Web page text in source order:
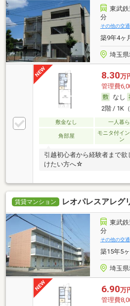
東武
分
その他の交通
築9年4ヶ
埼玉
8.30万
管理費
なし
2階 / 1K
敷金なし 一人暮
角部屋
モニタ付イ
ン
引越初心者から経験者まで
けたい方へ☆
賃貸マンション レオパレスアレグ
東武
分
その他の交通
築15年5
埼玉
6.90万
管理費